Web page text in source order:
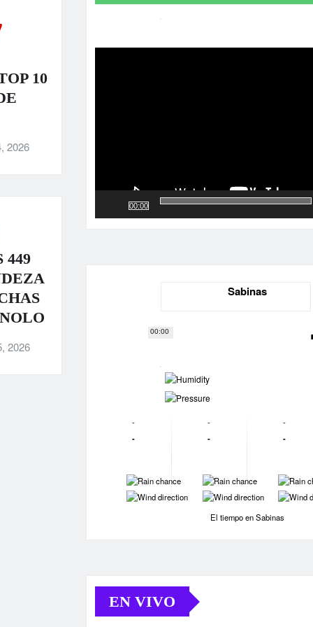
10
2026
449
2026
00:00
00:00
Sabinas
-
-
-
-
-
-
-
-
-
-
-
-
-
-
El tiempo en Sabinas
EN VIVO